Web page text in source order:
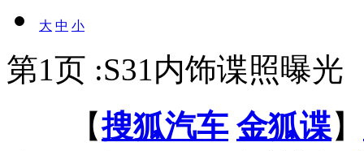
大 中 小
第1页 :S31内饰谍照曝
【搜狐汽车 金狐谍】